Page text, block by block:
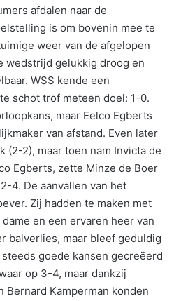
afdalen naar de
is om bovenin mee te
weer van de afgelopen
wedstrijd gelukkig droog en
WSS kende een
schot trof meteen doel: 1-0.
maar Eelco Egberts
van afstand. Even later
(2-2), maar toen nam Invicta de
Egberts, zette Minze de Boer
4. De aanvallen van het
Zij hadden te maken met
en een ervaren heer van
balverlies, maar bleef geduldig
goede kansen gecreëerd
op 3-4, maar dankzij
Bernard Kamperman konden